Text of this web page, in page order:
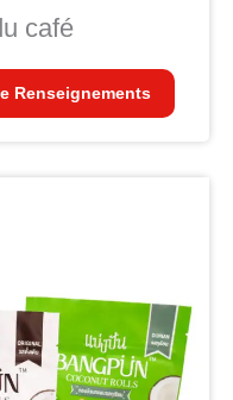
café
Renseignements